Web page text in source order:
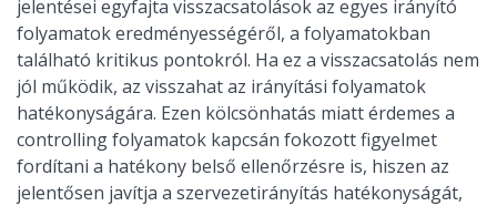
jelentései egyfajta visszacsatolások az egyes irányító
folyamatok eredményességéről, a folyamatokban
található kritikus pontokról. Ha ez a visszacsatolás nem
jól működik, az visszahat az irányítási folyamatok
hatékonyságára. Ezen kölcsönhatás miatt érdemes a
controlling folyamatok kapcsán fokozott figyelmet
fordítani a hatékony belső ellenőrzésre is, hiszen az
jelentősen javítja a szervezetirányítás hatékonyságát,